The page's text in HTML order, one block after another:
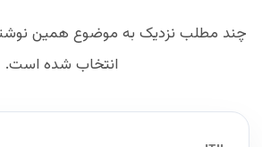
چند مطلب نزدیک به موضوع همین
انتخاب شده است.